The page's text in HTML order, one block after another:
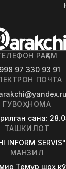
РАҚАМ
97 330 93 91
ПОЧТА
ГУВОҲНОМА
сана:
ТАШКИЛОТ
INFORM
МАНЗИЛ
Темур шоҳ